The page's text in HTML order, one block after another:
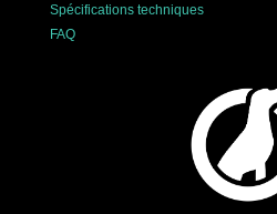
Spécifications techniques
FAQ